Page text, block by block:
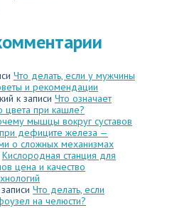
Что делать, если у мужчины
и рекомендации
к записи Что означает
цвета при кашле?
мышцы вокруг суставов
дефиците железа —
о сложных механизмах
Кислородная станция для
цена и качество
Что делать, если
на челюсти?